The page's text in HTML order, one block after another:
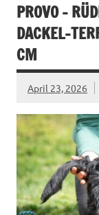
PROVO –
DACKEL-
CM
April 23, 2026